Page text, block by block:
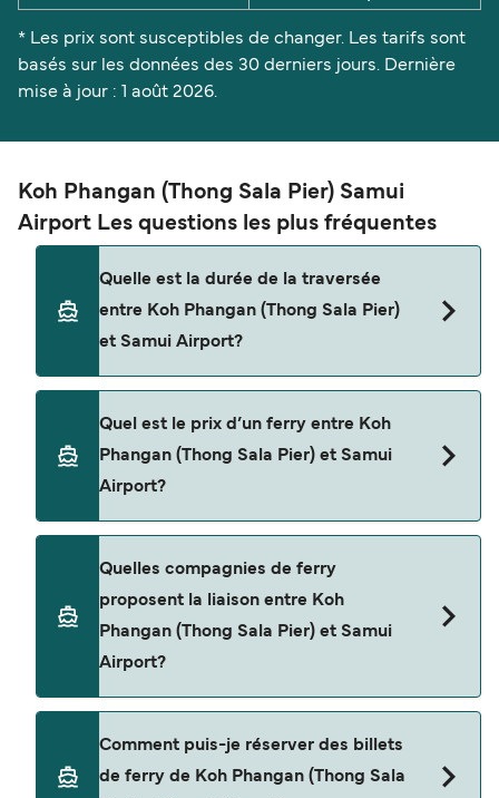
* Les prix sont susceptibles de changer. Les tarifs sont
basés sur les données des 30 derniers jours. Dernière
mise à jour : 1 août 2026.
Koh Phangan (Thong Sala Pier) Samui
Airport Les questions les plus fréquentes
Quelle est la durée de la traversée
entre Koh Phangan (Thong Sala Pier)
et Samui Airport?
durée des traversées peut varier d'une saison à
l'autre. Nous vous conseillons donc de vérifier ce
qu'il en est, pour le départ de votre choix.
Quel est le prix d’un ferry entre Koh
Phangan (Thong Sala Pier) et Samui
Airport?
selon la saison. Le prix moyen de Koh Phangan
(Thong Sala Pier) à Samui Airport est de $53. Prix
hors frais de réservation.
Quelles compagnies de ferry
proposent la liaison entre Koh
Phangan (Thong Sala Pier) et Samui
Airport?
Samui Airport. Il s'agit de
Comment puis-je réserver des billets
de ferry de Koh Phangan (Thong Sala